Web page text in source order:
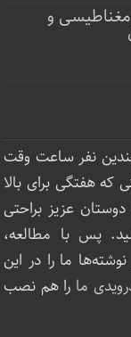
و
نفر ساعت‌ وقت
که هفتگی برای بالا
عزیز براحتی
پس با مطالعه،
ما را در این
ما را هم نصب